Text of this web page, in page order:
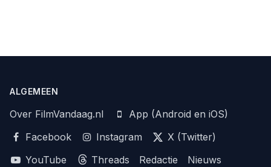
ALGEMEEN
Over FilmVandaag.nl
App (Android en iOS)
Facebook
Instagram
X (Twitter)
YouTube
Threads Redactie
Nieuws